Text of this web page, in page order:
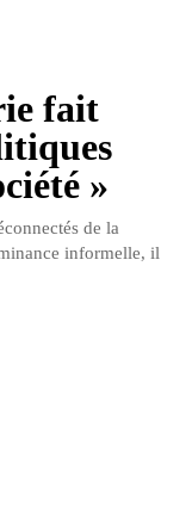
fait
»
de la
informelle, il